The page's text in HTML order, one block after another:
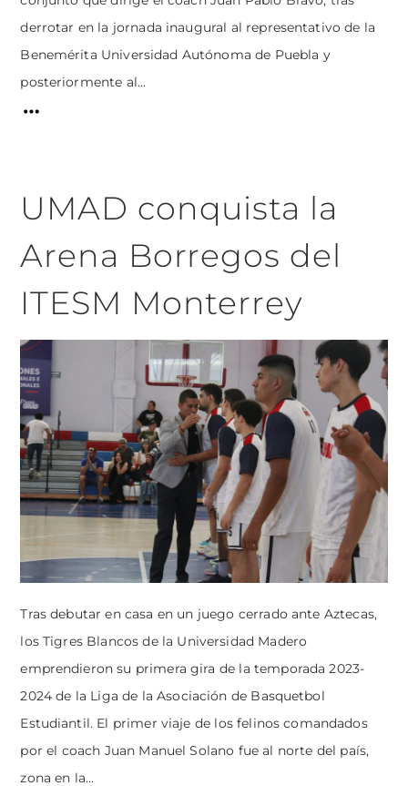
derrotar en la jornada inaugural al representativo de la
Benemérita Universidad Autónoma de Puebla y
posteriormente al...
UMAD conquista la
Arena Borregos del
ITESM Monterrey
Tras debutar en casa en un juego cerrado ante Aztecas,
los Tigres Blancos de la Universidad Madero
emprendieron su primera gira de la temporada 2023-
2024 de la Liga de la Asociación de Basquetbol
Estudiantil. El primer viaje de los felinos comandados
por el coach Juan Manuel Solano fue al norte del país,
zona en la...